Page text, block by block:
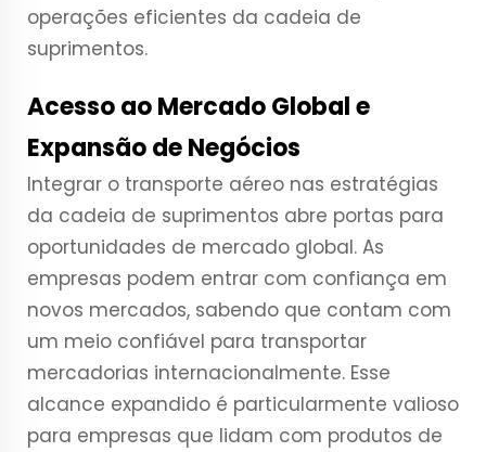
operações eficientes da cadeia de
suprimentos.
Acesso ao Mercado Global e
Expansão de Negócios
Integrar o transporte aéreo nas estratégias
da cadeia de suprimentos abre portas para
oportunidades de mercado global. As
empresas podem entrar com confiança em
novos mercados, sabendo que contam com
um meio confiável para transportar
mercadorias internacionalmente. Esse
alcance expandido é particularmente valioso
para empresas que lidam com produtos de